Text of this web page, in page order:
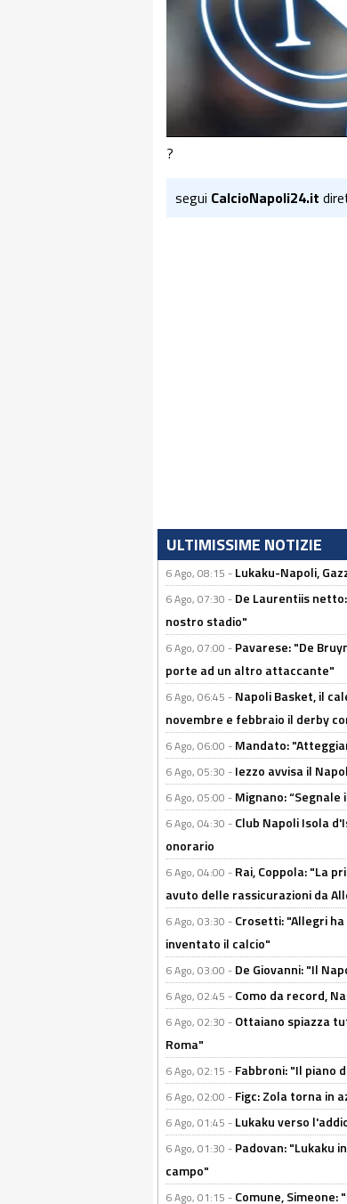
?
segui CalcioNapoli24.it
ULTIMISSIME NOTIZIE
6 Ago, 08:15 - Lukaku-Napoli,
6 Ago, 07:30 - De Laurentiis
nostro stadio"
6 Ago, 07:00 - Pavarese: "De
porte ad un altro attaccante"
6 Ago, 06:45 - Napoli Basket, il
novembre e febbraio il derby
6 Ago, 06:00 - Mandato:
6 Ago, 05:30 - Iezzo avvisa il
6 Ago, 05:00 - Mignano:
6 Ago, 04:30 - Club Napoli Isola
onorario
6 Ago, 04:00 - Rai, Coppola: "La
avuto delle rassicurazioni da
6 Ago, 03:30 - Crosetti: "Allegri
inventato il calcio"
6 Ago, 03:00 - De Giovanni: "Il
6 Ago, 02:45 - Como da record,
6 Ago, 02:30 - Ottaiano spiazza
Roma"
6 Ago, 02:15 - Fabbroni: "Il piano
6 Ago, 02:00 - Figc: Zola torna in
6 Ago, 01:45 - Lukaku verso
6 Ago, 01:30 - Padovan: "Lukaku
campo"
6 Ago, 01:15 - Comune,